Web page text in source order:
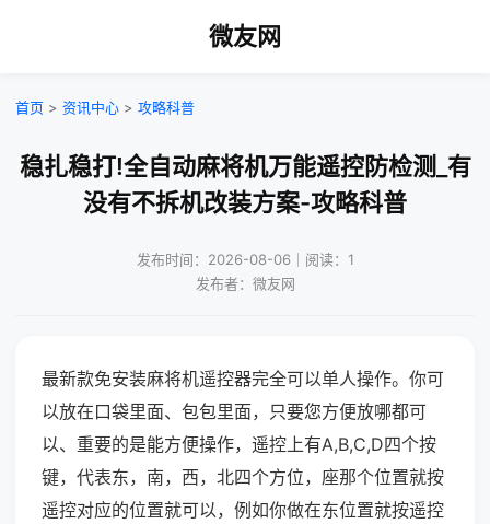
微友网
首页 > 资讯中心 > 攻略科普
稳扎稳打!全自动麻将机万能遥控防检测_有
没有不拆机改装方案-攻略科普
发布时间：2026-08-06｜阅读：1
发布者：微友网
最新款免安装麻将机遥控器完全可以单人操作。你可
以放在口袋里面、包包里面，只要您方便放哪都可
以、重要的是能方便操作，遥控上有A,B,C,D四个按
键，代表东，南，西，北四个方位，座那个位置就按
遥控对应的位置就可以，例如你做在东位置就按遥控